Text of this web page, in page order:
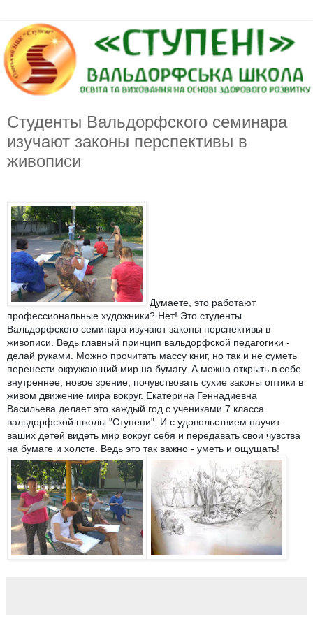
Студенты Вальдорфского семинара
изучают законы перспективы в
живописи
Думаете, это работают
профессиональные художники? Нет! Это студенты
Вальдорфского семинара изучают законы перспективы в
живописи. Ведь главный принцип вальдорфской педагогики -
делай руками. Можно прочитать массу книг, но так и не суметь
перенести окружающий мир на бумагу. А можно открыть в себе
внутреннее, новое зрение, почувствовать сухие законы оптики в
живом движение мира вокруг. Екатерина Геннадиевна
Васильева делает это каждый год с учениками 7 класса
вальдорфской школы "Ступени". И с удовольствием научит
ваших детей видеть мир вокруг себя и передавать свои чувства
на бумаге и холсте. Ведь это так важно - уметь и ощущать!